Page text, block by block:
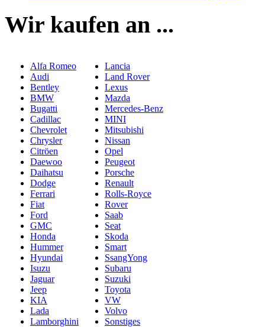
Wir kaufen an ...
Alfa Romeo
Audi
Bentley
BMW
Bugatti
Cadillac
Chevrolet
Chrysler
Citröen
Daewoo
Daihatsu
Dodge
Ferrari
Fiat
Ford
GMC
Honda
Hummer
Hyundai
Isuzu
Jaguar
Jeep
KIA
Lada
Lamborghini
Lancia
Land Rover
Lexus
Mazda
Mercedes-Benz
MINI
Mitsubishi
Nissan
Opel
Peugeot
Porsche
Renault
Rolls-Royce
Rover
Saab
Seat
Skoda
Smart
SsangYong
Subaru
Suzuki
Toyota
VW
Volvo
Sonstiges